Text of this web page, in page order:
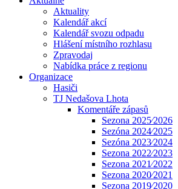
Aktuality
Kalendář akcí
Kalendář svozu odpadu
Hlášení místního rozhlasu
Zpravodaj
Nabídka práce z regionu
Organizace
Hasiči
TJ Nedašova Lhota
Komentáře zápasů
Sezona 2025⁄2026
Sezóna 2024⁄2025
Sezóna 2023⁄2024
Sezona 2022⁄2023
Sezona 2021⁄2022
Sezona 2020⁄2021
Sezona 2019⁄2020